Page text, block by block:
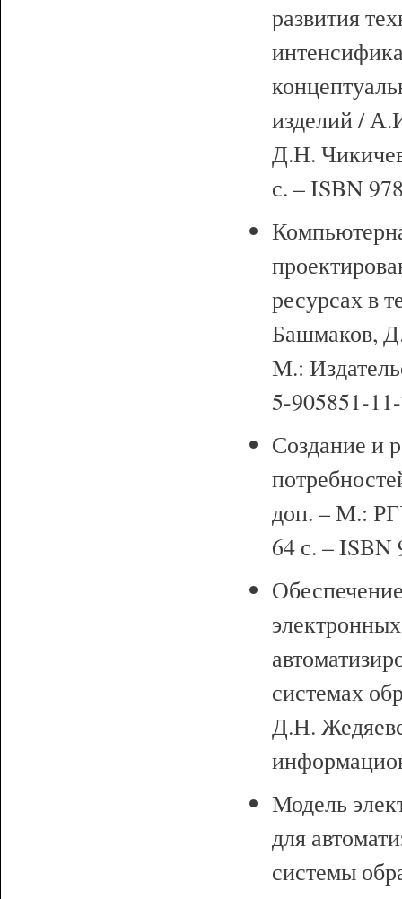
развития
изделий /
Д.Н.
с. – ISBN
ресурсах в
Башмаков,
М.:
5-905851-
Создание и
доп. – М.:
64 с. – ISBN
системах
Д.Н.
Модель
для
системы